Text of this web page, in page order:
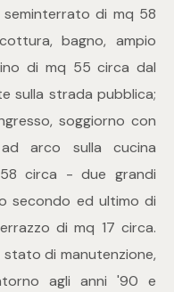
di mq 58
bagno, ampio
di mq 55 circa dal
sulla strada pubblica;
soggiorno con
arco sulla cucina
circa - due grandi
secondo ed ultimo di
di mq 17 circa.
di manutenzione,
agli anni '90 e